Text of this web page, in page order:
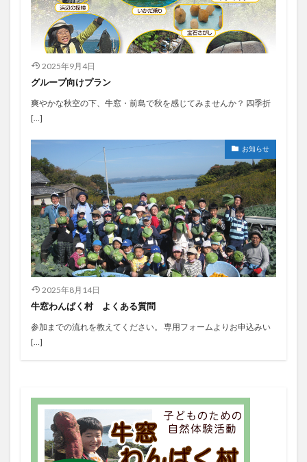
2025年9月4日
グループ向けプラン
爽やかな秋空の下、牛窓・前島で秋を感じてみませんか？ 四季折
[…]
お知らせ
2025年8月14日
牛窓わんぱく村 よくある質問
参加までの流れを教えてください。 専用フォームよりお申込みい
[…]